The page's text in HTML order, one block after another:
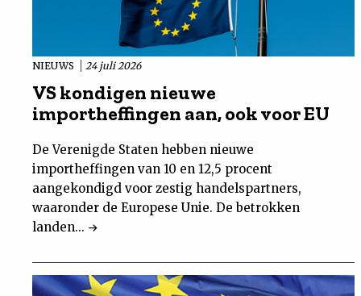
NIEUWS 24 juli 2026
VS kondigen nieuwe
importheffingen aan, ook voor EU
De Verenigde Staten hebben nieuwe
importheffingen van 10 en 12,5 procent
aangekondigd voor zestig handelspartners,
waaronder de Europese Unie. De betrokken
landen...